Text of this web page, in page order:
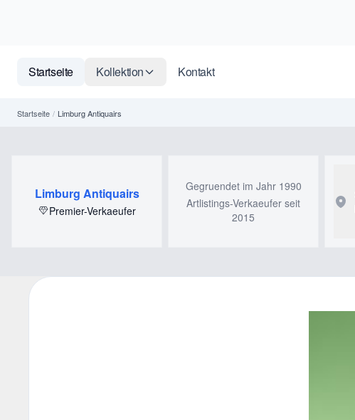
Startseite Kollektion Kontakt
Startseite / Limburg Antiquairs
Limburg Antiquairs
Premier-Verkaeufer
Gegruendet im Jahr 1990
Artlistings-Verkaeufer seit
2015